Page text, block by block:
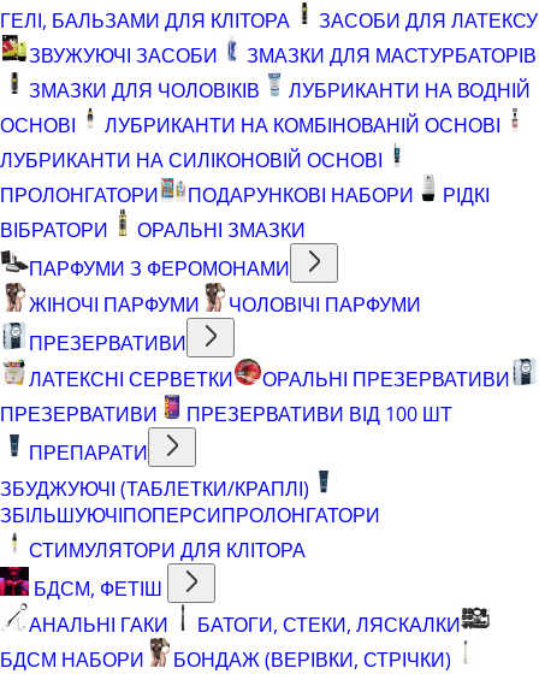
ГЕЛІ, БАЛЬЗАМИ ДЛЯ КЛІТОРА
ЗАСОБИ ДЛЯ ЛАТЕКСУ
ЗВУЖУЮЧІ ЗАСОБИ
ЗМАЗКИ ДЛЯ МАСТУРБАТОРІВ
ЗМАЗКИ ДЛЯ ЧОЛОВІКІВ
ЛУБРИКАНТИ НА ВОДНІЙ
ОСНОВІ
ЛУБРИКАНТИ НА КОМБІНОВАНІЙ ОСНОВІ
ЛУБРИКАНТИ НА СИЛІКОНОВІЙ ОСНОВІ
ПРОЛОНГАТОРИ
ПОДАРУНКОВІ НАБОРИ
РІДКІ
ВІБРАТОРИ
ОРАЛЬНІ ЗМАЗКИ
ПАРФУМИ З ФЕРОМОНАМИ
ЖІНОЧІ ПАРФУМИ
ЧОЛОВІЧІ ПАРФУМИ
ПРЕЗЕРВАТИВИ
ЛАТЕКСНІ СЕРВЕТКИ
ОРАЛЬНІ ПРЕЗЕРВАТИВИ
ПРЕЗЕРВАТИВИ
ПРЕЗЕРВАТИВИ ВІД 100 ШТ
ПРЕПАРАТИ
ЗБУДЖУЮЧІ (ТАБЛЕТКИ/КРАПЛІ)
ЗБІЛЬШУЮЧІПОПЕРСИПРОЛОНГАТОРИ
СТИМУЛЯТОРИ ДЛЯ КЛІТОРА
БДСМ, ФЕТІШ
АНАЛЬНІ ГАКИ
БАТОГИ, СТЕКИ, ЛЯСКАЛКИ
БДСМ НАБОРИ
БОНДАЖ (ВЕРІВКИ, СТРІЧКИ)